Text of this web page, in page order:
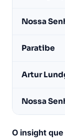
Nossa
Paratibe
Artur
Nossa
O insight